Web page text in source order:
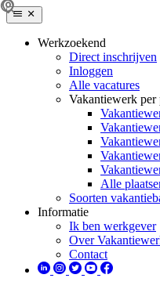
Werkzoekend
Direct inschrijven
Inloggen
Alle vacatures
Vakantiewerk per
Alle
Soorten
Informatie
Ik ben werkgever
Over
Contact